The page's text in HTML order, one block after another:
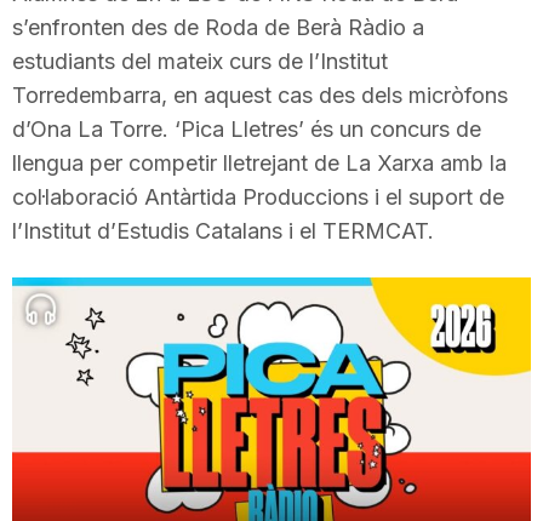
t
a
d
T
s’enfronten des de Roda de Berà Ràdio a
estudiants del mateix curs de l’Institut
Torredembarra, en aquest cas des dels micròfons
d’Ona La Torre. ‘Pica Lletres’ és un concurs de
llengua per competir lletrejant de La Xarxa amb la
col·laboració Antàrtida Produccions i el suport de
l’Institut d’Estudis Catalans i el TERMCAT.